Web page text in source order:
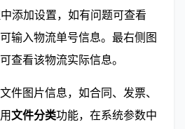
添加设置，如有问题可查看
输入物流单号信息。最右侧图
查看该物流实际信息。
件图片信息，如合同、发票、
文件分类功能，在系统参数中